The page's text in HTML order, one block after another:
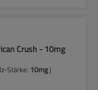
Crush - 10mg
Stärke: 10mg|